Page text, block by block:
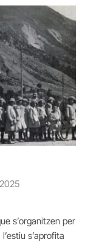
s’organitzen per
s’aprofita